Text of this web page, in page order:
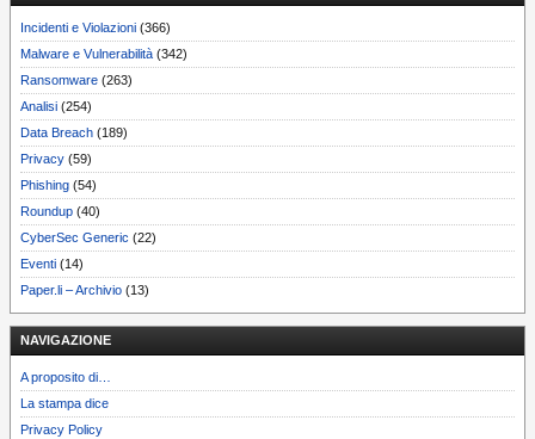
Incidenti e Violazioni (366)
Malware e Vulnerabilità (342)
Ransomware (263)
Analisi (254)
Data Breach (189)
Privacy (59)
Phishing (54)
Roundup (40)
CyberSec Generic (22)
Eventi (14)
Paper.li – Archivio (13)
NAVIGAZIONE
A proposito di…
La stampa dice
Privacy Policy